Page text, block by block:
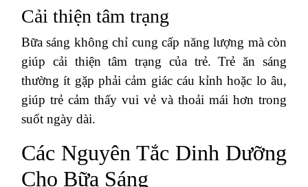
Cải thiện tâm trạng
Bữa sáng không chỉ cung cấp năng lượng mà còn
giúp cải thiện tâm trạng của trẻ. Trẻ ăn sáng
thường ít gặp phải cảm giác cáu kỉnh hoặc lo âu,
giúp trẻ cảm thấy vui vẻ và thoải mái hơn trong
suốt ngày dài.
Các Nguyên Tắc Dinh Dưỡng
Cho Bữa Sáng